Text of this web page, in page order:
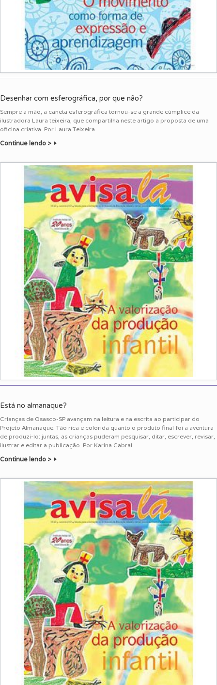
Desenhar com esferográfica, por que não?
Sempre à mão, a caneta esferográfica tornou-se a grande cúmplice da
ilustradora Laura teixeira, que compartilha neste artigo a proposta de uma
oficina criativa. Por Laura Teixeira
Continue lendo >
Está no almanaque?
Crianças de Osasco-SP avançam na leitura e na escrita ao participar do
Projeto Almanaque. Tão rica e colorida quanto o produto final foi a aventura
de produzi-lo: juntas, as crianças puderam pesquisar, ditar, escrever, revisar,
ilustrar e editar a publicação. Por Karina Cabral
Continue lendo >